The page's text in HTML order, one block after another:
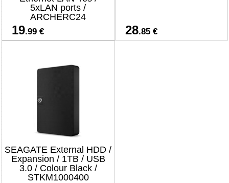
5xLAN ports /
ARCHERC24
19.99 € 28.85 €
SEAGATE External HDD /
Expansion / 1TB / USB
3.0 / Colour Black /
STKM1000400